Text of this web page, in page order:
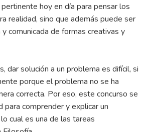
hoy en día para pensar los
realidad, sino que además puede ser
comunicada de formas creativas y
dar solución a un problema es difícil, si
porque el problema no se ha
correcta. Por eso, este concurso se
para comprender y explicar un
cual es una de las tareas